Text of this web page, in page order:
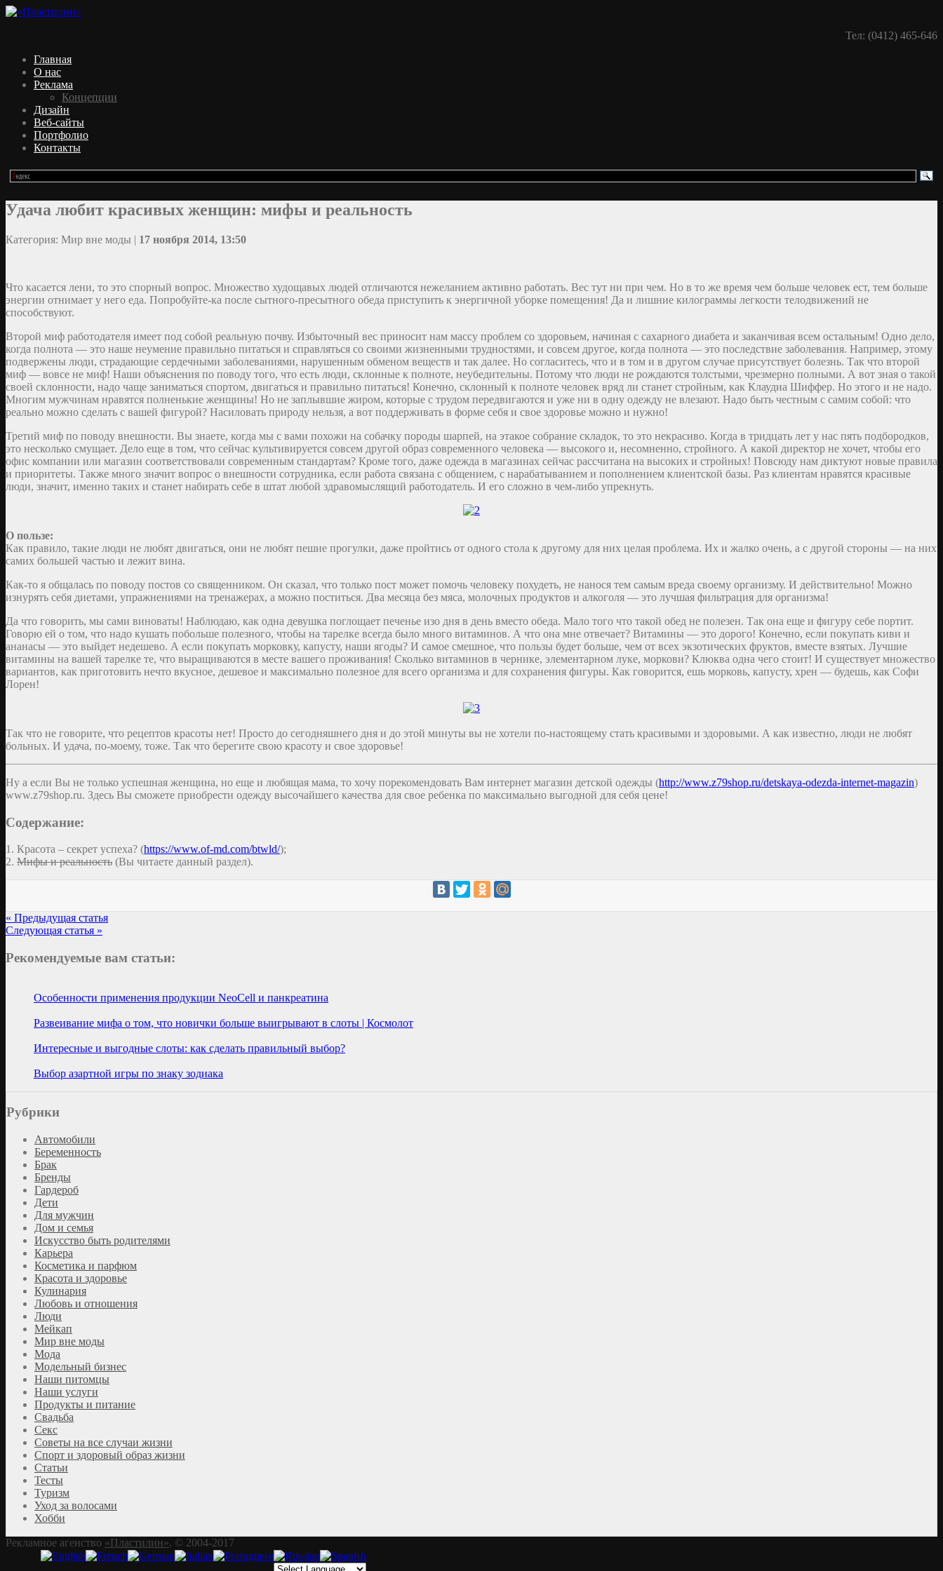
Тел: (0412) 465-646
Главная
О нас
Реклама
Концепции
Дизайн
Веб-сайты
Портфолио
Контакты
Удача любит красивых женщин: мифы и реальность
Категория: Мир вне моды | 17 ноября 2014, 13:50
Что касается лени, то это спорный вопрос. Множество худощавых людей отличаются нежеланием активно работать. Вес тут ни при чем. Но в то же время чем больше человек ест, тем больше
энергии отнимает у него еда. Попробуйте-ка после сытного-пресытного обеда приступить к энергичной уборке помещения! Да и лишние килограммы легкости телодвижений не
способствуют.
Второй миф работодателя имеет под собой реальную почву. Избыточный вес приносит нам массу проблем со здоровьем, начиная с сахарного диабета и заканчивая всем остальным! Одно дело,
когда полнота — это наше неумение правильно питаться и справляться со своими жизненными трудностями, и совсем другое, когда полнота — это последствие заболевания. Например, этому
подвержены люди, страдающие сердечными заболеваниями, нарушенным обменом веществ и так далее. Но согласитесь, что и в том и в другом случае присутствует болезнь. Так что второй
миф — вовсе не миф! Наши объяснения по поводу того, что есть люди, склонные к полноте, неубедительны. Потому что люди не рождаются толстыми, чрезмерно полными. А вот зная о такой
своей склонности, надо чаще заниматься спортом, двигаться и правильно питаться! Конечно, склонный к полноте человек вряд ли станет стройным, как Клаудиа Шиффер. Но этого и не надо.
Многим мужчинам нравятся полненькие женщины! Но не заплывшие жиром, которые с трудом передвигаются и уже ни в одну одежду не влезают. Надо быть честным с самим собой: что
реально можно сделать с вашей фигурой? Насиловать природу нельзя, а вот поддерживать в форме себя и свое здоровье можно и нужно!
Третий миф по поводу внешности. Вы знаете, когда мы с вами похожи на собачку породы шарпей, на этакое собрание складок, то это некрасиво. Когда в тридцать лет у нас пять подбородков,
это несколько смущает. Дело еще в том, что сейчас культивируется совсем другой образ современного человека — высокого и, несомненно, стройного. А какой директор не хочет, чтобы его
офис компании или магазин соответствовали современным стандартам? Кроме того, даже одежда в магазинах сейчас рассчитана на высоких и стройных! Повсюду нам диктуют новые правила
и приоритеты. Также много значит вопрос о внешности сотрудника, если работа связана с общением, с нарабатыванием и пополнением клиентской базы. Раз клиентам нравятся красивые
люди, значит, именно таких и станет набирать себе в штат любой здравомыслящий работодатель. И его сложно в чем-либо упрекнуть.
О пользе:
Как правило, такие люди не любят двигаться, они не любят пешие прогулки, даже пройтись от одного стола к другому для них целая проблема. Их и жалко очень, а с другой стороны — на них
самих большей частью и лежит вина.
Как-то я общалась по поводу постов со священником. Он сказал, что только пост может помочь человеку похудеть, не нанося тем самым вреда своему организму. И действительно! Можно
изнурять себя диетами, упражнениями на тренажерах, а можно поститься. Два месяца без мяса, молочных продуктов и алкоголя — это лучшая фильтрация для организма!
Да что говорить, мы сами виноваты! Наблюдаю, как одна девушка поглощает печенье изо дня в день вместо обеда. Мало того что такой обед не полезен. Так она еще и фигуру себе портит.
Говорю ей о том, что надо кушать побольше полезного, чтобы на тарелке всегда было много витаминов. А что она мне отвечает? Витамины — это дорого! Конечно, если покупать киви и
ананасы — это выйдет недешево. А если покупать морковку, капусту, наши ягоды? И самое смешное, что пользы будет больше, чем от всех экзотических фруктов, вместе взятых. Лучшие
витамины на вашей тарелке те, что выращиваются в месте вашего проживания! Сколько витаминов в чернике, элементарном луке, моркови? Клюква одна чего стоит! И существует множество
вариантов, как приготовить нечто вкусное, дешевое и максимально полезное для всего организма и для сохранения фигуры. Как говорится, ешь морковь, капусту, хрен — будешь, как Софи
Лорен!
Так что не говорите, что рецептов красоты нет! Просто до сегодняшнего дня и до этой минуты вы не хотели по-настоящему стать красивыми и здоровыми. А как известно, люди не любят
больных. И удача, по-моему, тоже. Так что берегите свою красоту и свое здоровье!
Ну а если Вы не только успешная женщина, но еще и любящая мама, то хочу порекомендовать Вам интернет магазин детской одежды (http://www.z79shop.ru/detskaya-odezda-internet-magazin)
www.z79shop.ru. Здесь Вы сможете приобрести одежду высочайшего качества для свое ребенка по максимально выгодной для себя цене!
Содержание:
1. Красота – секрет успеха? (https://www.of-md.com/btwld/);
2. Мифы и реальность (Вы читаете данный раздел).
« Предыдущая статья
Следующая статья »
Рекомендуемые вам статьи:
Особенности применения продукции NeoCell и панкреатина
Развеивание мифа о том, что новички больше выигрывают в слоты | Космолот
Интересные и выгодные слоты: как сделать правильный выбор?
Выбор азартной игры по знаку зодиака
Рубрики
Автомобили
Беременность
Брак
Бренды
Гардероб
Дети
Для мужчин
Дом и семья
Искусство быть родителями
Карьера
Косметика и парфюм
Красота и здоровье
Кулинария
Любовь и отношения
Люди
Мейкап
Мир вне моды
Мода
Модельный бизнес
Наши питомцы
Наши услуги
Продукты и питание
Свадьба
Секс
Советы на все случаи жизни
Спорт и здоровый образ жизни
Статьи
Тесты
Туризм
Уход за волосами
Хобби
Рекламное агенство «Пластилин». © 2004-2017